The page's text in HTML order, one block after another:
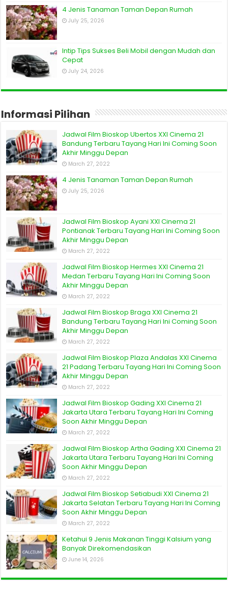
4 Jenis Tanaman Taman Depan Rumah
July 25, 2026
Intip Tips Sukses Beli Mobil dengan Mudah dan
Cepat
July 24, 2026
Informasi Pilihan
Jadwal Film Bioskop Ubertos XXI Cinema 21
Bandung Terbaru Tayang Hari Ini Coming Soon
Akhir Minggu Depan
March 27, 2022
4 Jenis Tanaman Taman Depan Rumah
July 25, 2026
Jadwal Film Bioskop Ayani XXI Cinema 21
Pontianak Terbaru Tayang Hari Ini Coming Soon
Akhir Minggu Depan
March 27, 2022
Jadwal Film Bioskop Hermes XXI Cinema 21
Medan Terbaru Tayang Hari Ini Coming Soon
Akhir Minggu Depan
March 27, 2022
Jadwal Film Bioskop Braga XXI Cinema 21
Bandung Terbaru Tayang Hari Ini Coming Soon
Akhir Minggu Depan
March 27, 2022
Jadwal Film Bioskop Plaza Andalas XXI Cinema
21 Padang Terbaru Tayang Hari Ini Coming Soon
Akhir Minggu Depan
March 27, 2022
Jadwal Film Bioskop Gading XXI Cinema 21
Jakarta Utara Terbaru Tayang Hari Ini Coming
Soon Akhir Minggu Depan
March 27, 2022
Jadwal Film Bioskop Artha Gading XXI Cinema 21
Jakarta Utara Terbaru Tayang Hari Ini Coming
Soon Akhir Minggu Depan
March 27, 2022
Jadwal Film Bioskop Setiabudi XXI Cinema 21
Jakarta Selatan Terbaru Tayang Hari Ini Coming
Soon Akhir Minggu Depan
March 27, 2022
Ketahui 9 Jenis Makanan Tinggi Kalsium yang
Banyak Direkomendasikan
June 14, 2026